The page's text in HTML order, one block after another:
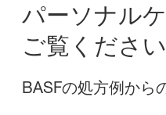
パーソナル
ご覧ください
BASFの処方例から